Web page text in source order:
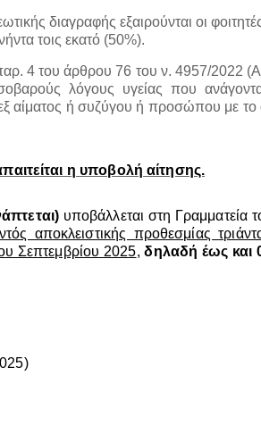
διαγραφής εξαιρούνται οι
τοις εκατό (50%).
παρ. 4 του άρθρου 76 του ν. 4957/2022
λόγους υγείας που
ή συζύγου ή προσώπου με το
η υποβολή αίτησης.
υποβάλλεται στη Γραμματεία
αποκλειστικής προθεσμίας
Σεπτεμβρίου 2025,δηλαδή έως και